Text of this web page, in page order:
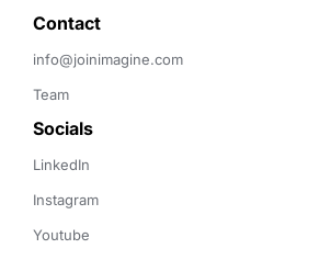
Contact
info@joinimagine.com
Team
Socials
LinkedIn
Instagram
Youtube